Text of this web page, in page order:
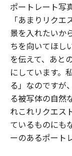
ポートレート写
「あまりリク
景を入れたいか
ちを向いてほし
を伝えて、あと
にしています。
る」なのですが
る被写体の自然
れこれリクエス
ているものにも
ーのあるポート